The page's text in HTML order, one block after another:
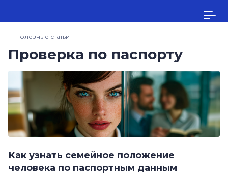
Полезные статьи
Проверка по паспорту
Как узнать семейное положение
человека по паспортным данным